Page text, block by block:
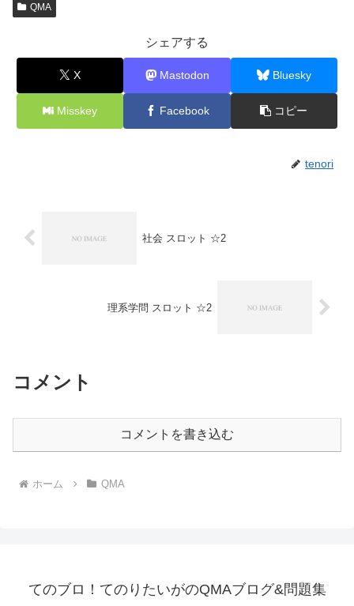
QMA
シェアする
X Mastodon Bluesky
Misskey Facebook コピー
tenori
社会 スロット ☆2
理系学問 スロット ☆2
コメント
コメントを書き込む
ホーム QMA
てのブロ！てのりたいがのQMAブログ&問題集